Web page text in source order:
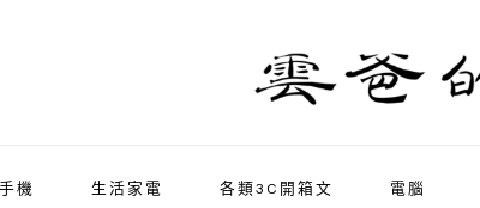
手機 生活家電 各類3C開箱文 電腦